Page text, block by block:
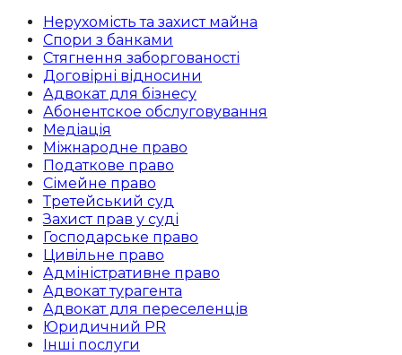
Нерухомість та захист майна
Спори з банками
Стягнення заборгованості
Договірні відносини
Адвокат для бізнесу
Абoнентское обслуговування
Медіація
Міжнародне право
Податкове право
Сімейне право
Третейський суд
Захист прав у суді
Господарське право
Цивільне право
Адміністративне право
Адвокат турагента
Адвокат для переселенців
Юридичний PR
Інші послуги